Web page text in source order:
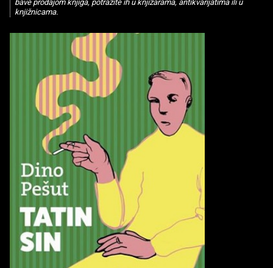
bave prodajom knjiga, potražite ih u knjižarama, antikvarijatima ili u
knjižnicama.